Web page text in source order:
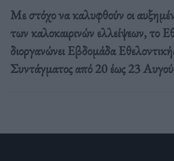
Με στόχο να καλυφθούν οι
των καλοκαιρινών ελλείψεων, το
διοργανώνει Εβδομάδα
Συντάγματος από 20 έως 23